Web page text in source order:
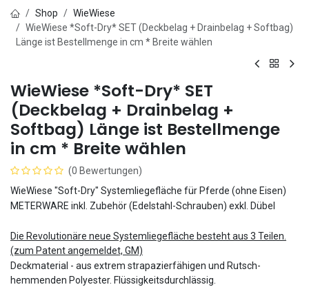
Shop
WieWiese
WieWiese *Soft-Dry* SET (Deckbelag + Drainbelag + Softbag)
Länge ist Bestellmenge in cm * Breite wählen
WieWiese *Soft-Dry* SET
(Deckbelag + Drainbelag +
Softbag) Länge ist Bestellmenge
in cm * Breite wählen
(0 Bewertungen)
WieWiese "Soft-Dry" Systemliegefläche für Pferde (ohne Eisen)
METERWARE inkl. Zubehör (Edelstahl-Schrauben) exkl. Dübel
Die Revolutionäre neue Systemliegefläche besteht aus 3 Teilen.
(zum Patent angemeldet, GM)
Deckmaterial - aus extrem strapazierfähigen und Rutsch-
hemmenden Polyester. Flüssigkeitsdurchlässig.